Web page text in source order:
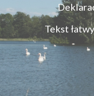
dostępność
Tekst